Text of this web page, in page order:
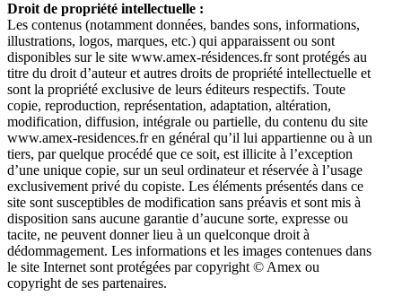
Droit de propriété intellectuelle :
Les contenus (notamment données, bandes sons, informations,
illustrations, logos, marques, etc.) qui apparaissent ou sont
disponibles sur le site www.amex-résidences.fr sont protégés au
titre du droit d’auteur et autres droits de propriété intellectuelle et
sont la propriété exclusive de leurs éditeurs respectifs. Toute
copie, reproduction, représentation, adaptation, altération,
modification, diffusion, intégrale ou partielle, du contenu du site
www.amex-residences.fr en général qu’il lui appartienne ou à un
tiers, par quelque procédé que ce soit, est illicite à l’exception
d’une unique copie, sur un seul ordinateur et réservée à l’usage
exclusivement privé du copiste. Les éléments présentés dans ce
site sont susceptibles de modification sans préavis et sont mis à
disposition sans aucune garantie d’aucune sorte, expresse ou
tacite, ne peuvent donner lieu à un quelconque droit à
dédommagement. Les informations et les images contenues dans
le site Internet sont protégées par copyright © Amex ou
copyright de ses partenaires.